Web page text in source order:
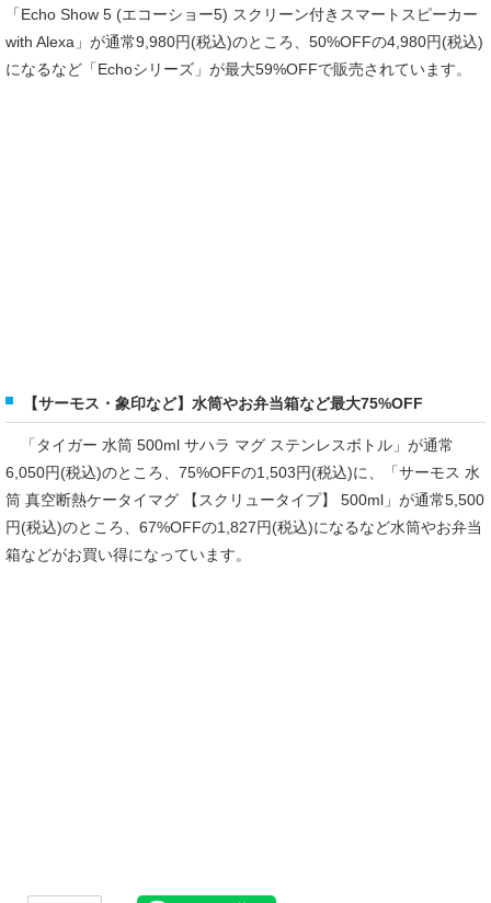
「Echo Show 5 (エコーショー5) スクリーン付きスマートスピーカー
with Alexa」が通常9,980円(税込)のところ、50%OFFの4,980円(税込)
になるなど「Echoシリーズ」が最大59%OFFで販売されています。
【サーモス・象印など】水筒やお弁当箱など最大75%OFF
「タイガー 水筒 500ml サハラ マグ ステンレスボトル」が通常
6,050円(税込)のところ、75%OFFの1,503円(税込)に、「サーモス 水
筒 真空断熱ケータイマグ 【スクリュータイプ】 500ml」が通常5,500
円(税込)のところ、67%OFFの1,827円(税込)になるなど水筒やお弁当
箱などがお買い得になっています。